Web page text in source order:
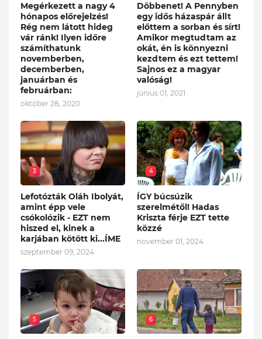
Megérkezett a nagy 4
hónapos előrejelzés!
Rég nem látott hideg
vár ránk! Ilyen időre
számíthatunk
novemberben,
decemberben,
januárban és
februárban:
október 28, 2020
Döbbenet! A Pennyben
egy idős házaspár állt
előttem a sorban és sírt!
Amikor megtudtam az
okát, én is könnyezni
kezdtem és ezt tettem!
Sajnos ez a magyar
valóság!
június 01, 2021
3
Lefotózták Oláh Ibolyát,
amint épp vele
csókolózik - EZT nem
hiszed el, kinek a
karjában kötött ki...ÍME
szeptember 09, 2024
4
ÍGY búcsúzik
szerelmétől! Hadas
Kriszta férje EZT tette
közzé
november 01, 2024
5 6